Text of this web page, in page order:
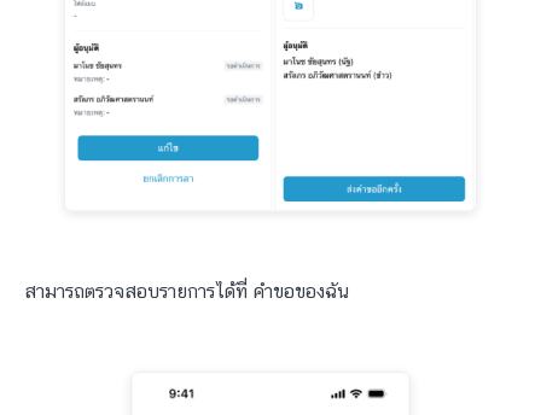
สามารถตรวจสอบรายการได้ที่ คำขอของฉัน